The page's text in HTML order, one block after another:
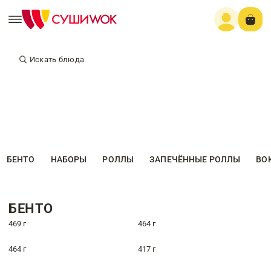
Искать блюда
БЕНТО НАБОРЫ РОЛЛЫ ЗАПЕЧЁННЫЕ РОЛЛЫ
БЕНТО
469 г 464 г
464 г 417 г